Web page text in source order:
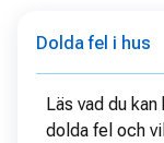
Dolda fel i hus
Läs vad du
dolda fel och